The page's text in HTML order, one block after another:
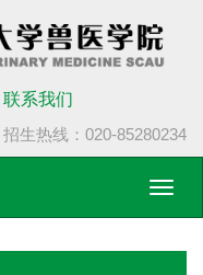
联系我们
招生热线：020-85280234